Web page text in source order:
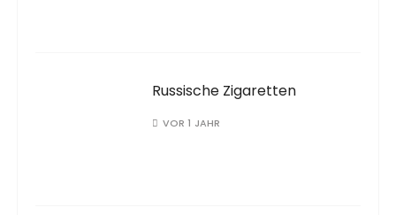
Russische Zigaretten
VOR 1 JAHR